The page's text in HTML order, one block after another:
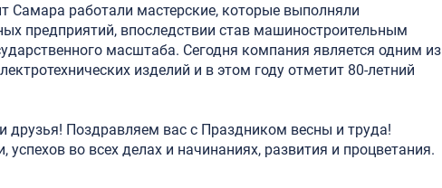
Самара работали мастерские, которые выполняли
предприятий, впоследствии став машиностроительным
масштаба. Сегодня компания является одним из
изделий и в этом году отметит 80-летний
друзья! Поздравляем вас с Праздником весны и труда!
во всех делах и начинаниях, развития и процветания.